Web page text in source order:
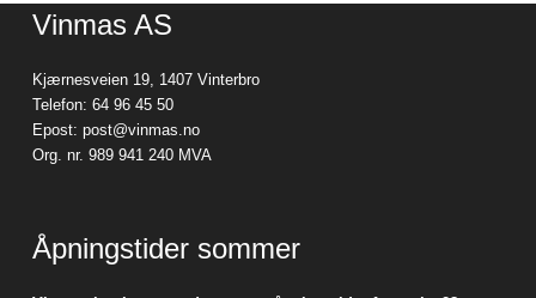
Vinmas AS
Kjærnesveien 19, 1407 Vinterbro
Telefon: 64 96 45 50
Epost: post@vinmas.no
Org. nr. 989 941 240 MVA
Åpningstider sommer